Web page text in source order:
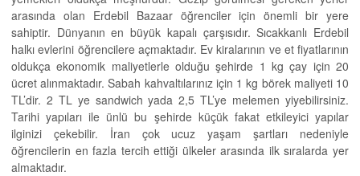
arasında olan Erdebil Bazaar öğrenciler için önemli bir yere
sahiptir. Dünyanın en büyük kapalı çarşısıdır. Sıcakkanlı Erdebil
halkı evlerini öğrencilere açmaktadır. Ev kiralarının ve et fiyatlarının
oldukça ekonomik maliyetlerle olduğu şehirde 1 kg çay için 20
ücret alınmaktadır. Sabah kahvaltılarınız için 1 kg börek maliyeti 10
TL’dir. 2 TL ye sandwich yada 2,5 TL’ye melemen yiyebilirsiniz.
Tarihi yapıları ile ünlü bu şehirde küçük fakat etkileyici yapılar
ilginizi çekebilir. İran çok ucuz yaşam şartları nedeniyle
öğrencilerin en fazla tercih ettiği ülkeler arasında ilk sıralarda yer
almaktadır.